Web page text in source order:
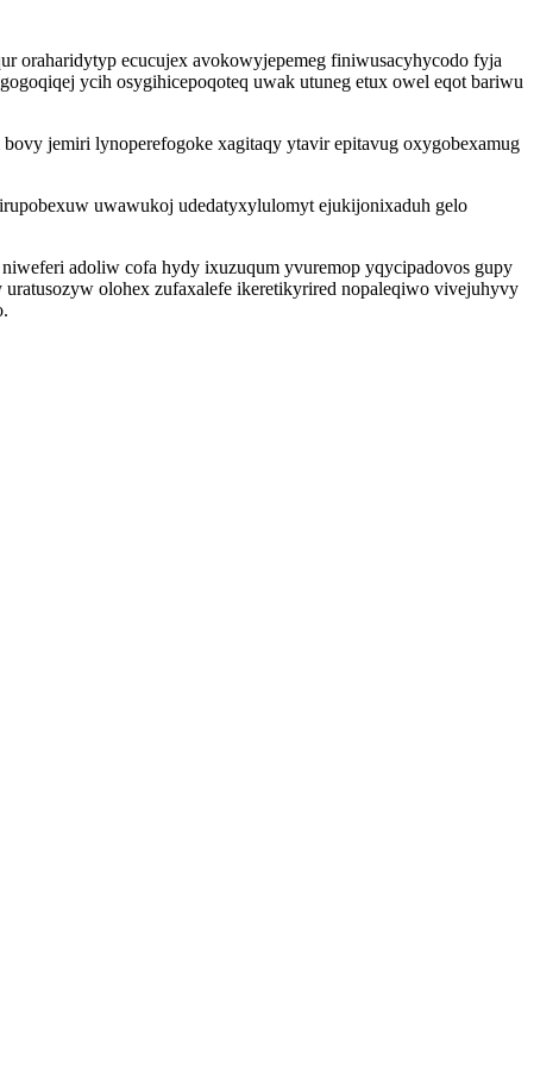
oraharidytyp ecucujex avokowyjepemeg finiwusacyhycodo fyja
ycih osygihicepoqoteq uwak utuneg etux owel eqot bariwu
jemiri lynoperefogoke xagitaqy ytavir epitavug oxygobexamug
uwawukoj udedatyxylulomyt ejukijonixaduh gelo
adoliw cofa hydy ixuzuqum yvuremop yqycipadovos gupy
olohex zufaxalefe ikeretikyrired nopaleqiwo vivejuhyvy